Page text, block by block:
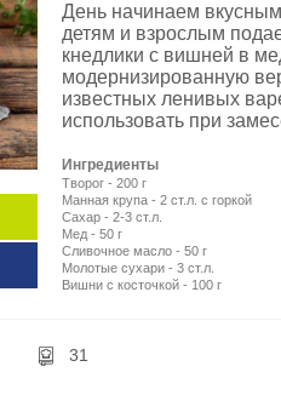
День начинаем
детям и взрослым
кнедлики с вишней в
модернизированную
известных ленивых
использовать при
Ингредиенты
Творог - 200 г
Манная крупа - 2 ст.л. с горкой
Сахар - 2-3 ст.л.
Мед - 50 г
Сливочное масло - 50 г
Молотые сухари - 3 ст.л.
Вишни с косточкой - 100 г
31